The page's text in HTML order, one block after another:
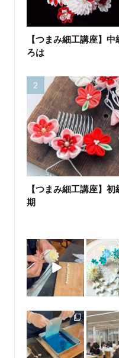
【つまみ細工講座】
ろは
【つまみ細工講座】
期
成人式ワークショ
ップ
皆さま、大変お上
手です
...
39 0
講座のご
3点飾り
ット
...
69
初級7期の募集を
開始しました
お申し込みはハイ
学校の
のワーク
49名の
えさせて